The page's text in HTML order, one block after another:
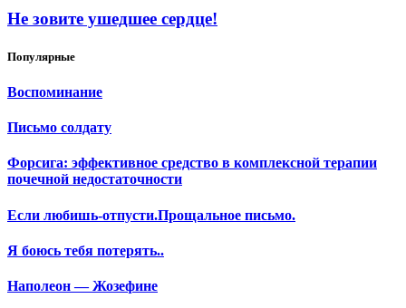
Не зовите ушедшее сердце!
Популярные
Воспоминание
Письмо солдату
Форсига: эффективное средство в комплексной терапии
почечной недостаточности
Если любишь-отпусти.Прощальное письмо.
Я боюсь тебя потерять..
Наполеон — Жозефине